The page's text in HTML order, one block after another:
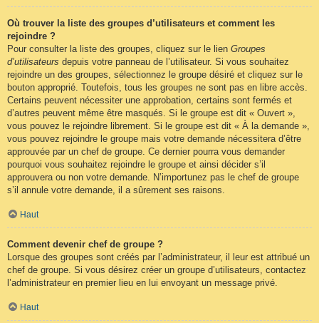
Où trouver la liste des groupes d’utilisateurs et comment les
rejoindre ?
Pour consulter la liste des groupes, cliquez sur le lien Groupes
d’utilisateurs depuis votre panneau de l’utilisateur. Si vous souhaitez
rejoindre un des groupes, sélectionnez le groupe désiré et cliquez sur le
bouton approprié. Toutefois, tous les groupes ne sont pas en libre accès.
Certains peuvent nécessiter une approbation, certains sont fermés et
d’autres peuvent même être masqués. Si le groupe est dit « Ouvert »,
vous pouvez le rejoindre librement. Si le groupe est dit « À la demande »,
vous pouvez rejoindre le groupe mais votre demande nécessitera d’être
approuvée par un chef de groupe. Ce dernier pourra vous demander
pourquoi vous souhaitez rejoindre le groupe et ainsi décider s’il
approuvera ou non votre demande. N’importunez pas le chef de groupe
s’il annule votre demande, il a sûrement ses raisons.
Haut
Comment devenir chef de groupe ?
Lorsque des groupes sont créés par l’administrateur, il leur est attribué un
chef de groupe. Si vous désirez créer un groupe d’utilisateurs, contactez
l’administrateur en premier lieu en lui envoyant un message privé.
Haut